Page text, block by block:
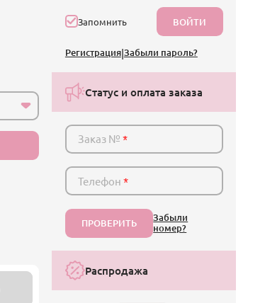
Запомнить ВОЙТИ
Регистрация|Забыли пароль?
Статус и оплата заказа
Заказ №*
Телефон*
ПРОВЕРИТЬ
Забыли
номер?
Распродажа